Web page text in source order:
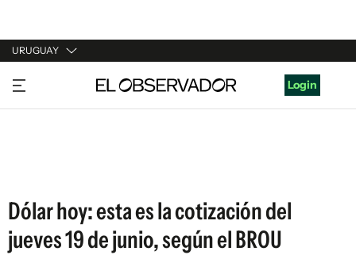
URUGUAY
URUGUAY
ARGENTINA
Login
Dólar hoy: esta es la cotización del
jueves 19 de junio, según el BROU